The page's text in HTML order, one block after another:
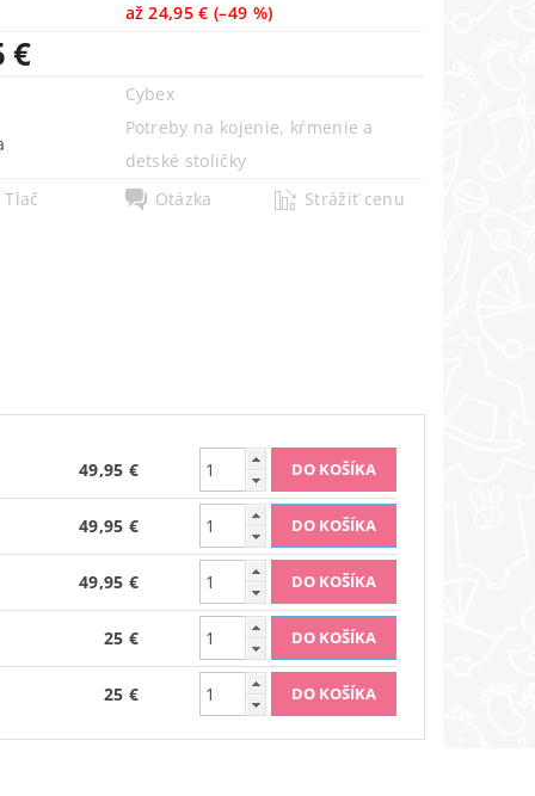
až24,95 €(–49 %)
€
Cybex
Potreby na kojenie, kŕmenie a
detské stoličky
Tlač
Otázka Strážiť cenu
49,95 €
49,95 €
49,95 €
25 €
25 €